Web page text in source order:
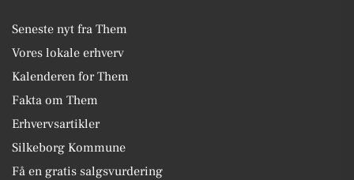
Seneste nyt fra Them
Vores lokale erhverv
Kalenderen for Them
Fakta om Them
Erhvervsartikler
Silkeborg Kommune
Få en gratis salgsvurdering